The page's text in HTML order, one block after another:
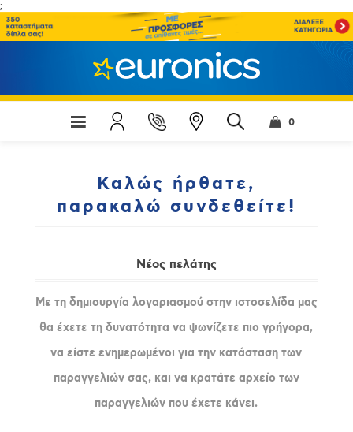
;
0
Καλώς ήρθατε,
παρακαλώ συνδεθείτε!
Νέος πελάτης
Με τη δημιουργία λογαριασμού στην ιστοσελίδα μας
θα έχετε τη δυνατότητα να ψωνίζετε πιο γρήγορα,
να είστε ενημερωμένοι για την κατάσταση των
παραγγελιών σας, και να κρατάτε αρχείο των
παραγγελιών που έχετε κάνει.